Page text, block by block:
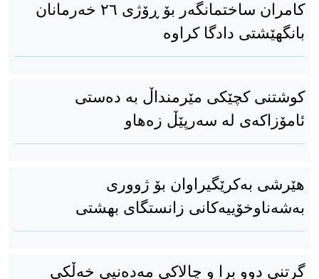
كامران ساختمانگەر بۆ ڕۆژی ٢٦ خەرمانان
بانگهێشتی دادگا كراوە
کوشتنی کچێکی مێرمنداڵ بە دەستی
ئامۆزاکەی لە سەرپێڵ زەهاو
هێرشی بەکرێگیراوان بۆ ژووری
بەشەناوخۆییەكانی زانستگای بهشتی
گرتنی دوو برا و چالاكی مەدەنیی خەڵکی